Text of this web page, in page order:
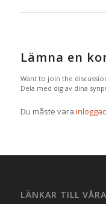
Lämna en
Want to join the
Dela med dig av dina
Du måste vara inloggad
LÄNKAR TILL